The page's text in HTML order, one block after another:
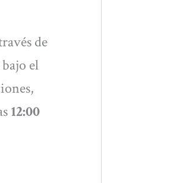
de
el
12:00